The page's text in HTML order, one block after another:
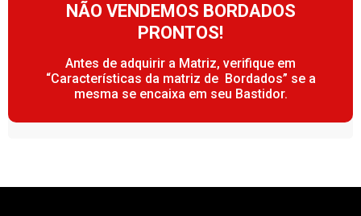
NÃO VENDEMOS BORDADOS
PRONTOS!
Antes de adquirir a Matriz, verifique em
“Características da matriz de Bordados” se a
mesma se encaixa em seu Bastidor.